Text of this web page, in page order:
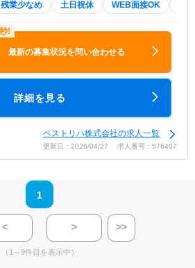
残業少なめ 土日祝休 WEB面接OK
最新の募集状況を問い合わせる
詳細を見る
ベストリハ株式会社の求人一覧
更新日：2026/04/27 求人番号：576407
1
< > >>
（1～9件目を表示中）